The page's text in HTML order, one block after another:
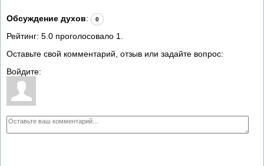
Обсуждение духов: 0
Рейтинг: 5.0 проголосовало 1
Оставьте свой комментарий, отзыв или задайте вопрос:
Войдите: